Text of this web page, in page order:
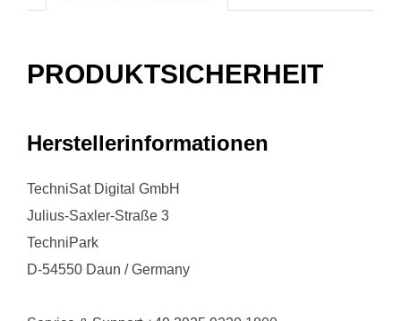
PRODUKTSICHERHEIT
Herstellerinformationen
TechniSat Digital GmbH
Julius-Saxler-Straße 3
TechniPark
D-54550 Daun / Germany